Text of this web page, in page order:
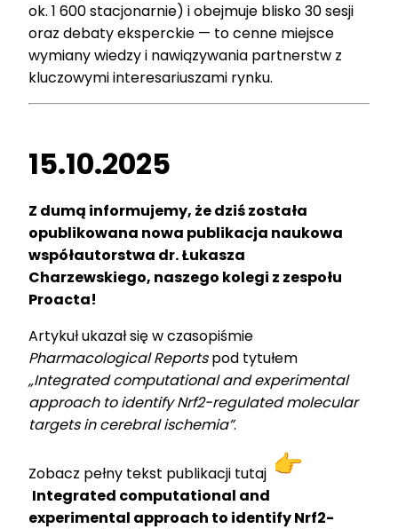
ok. 1 600 stacjonarnie) i obejmuje blisko 30 sesji
oraz debaty eksperckie — to cenne miejsce
wymiany wiedzy i nawiązywania partnerstw z
kluczowymi interesariuszami rynku.
15.10.2025
Z dumą informujemy, że dziś została
opublikowana nowa publikacja naukowa
współautorstwa dr. Łukasza
Charzewskiego, naszego kolegi z zespołu
Proacta!
Artykuł ukazał się w czasopiśmie
Pharmacological Reportspod tytułem
„Integrated computational and experimental
approach to identify Nrf2-regulated molecular
targets in cerebral ischemia”.
Zobacz pełny tekst publikacji tutaj
Integrated computational and
experimental approach to identify Nrf2-